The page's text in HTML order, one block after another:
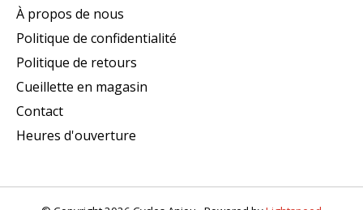
À propos de nous
Politique de confidentialité
Politique de retours
Cueillette en magasin
Contact
Heures d'ouverture